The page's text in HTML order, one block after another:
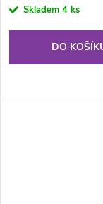
Skladem 4 ks
DO